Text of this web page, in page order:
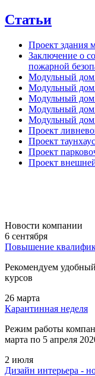
Статьи
Проект здания
Заключение о
пожарной
Модульный
Модульный
Модульный
Модульный дом
Модульный
Проект
Проект
Проект
Проект
Новости компании
6 сентября
Повышение
Рекомендуем
курсов
26 марта
Карантинная неделя
Режим работы
марта по 5 апреля
2 июля
Дизайн интерьера -